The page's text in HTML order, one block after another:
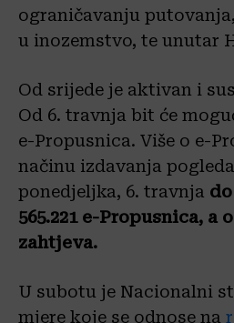
ograničavanju
u inozemstvo, te unutar
Od srijede je aktivan i
Od 6. travnja bit će
e-Propusnica. Više o e-
načinu izdavanja
ponedjeljka, 6. travnja
565.221 e-Propusnica, a
zahtjeva.
U subotu je Nacionalni
mjere koje se odnose na